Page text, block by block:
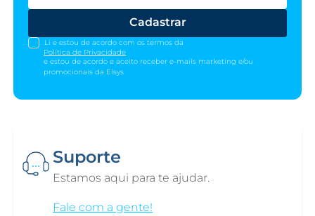
Cadastrar
Li e estou de acordo com os termos da
Política de Privacidade
e estou de acordo e aceito receber e-mails marketing e/ou
promocionais da Elsys
Suporte
Estamos aqui para te ajudar.
Fale com a gente!